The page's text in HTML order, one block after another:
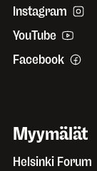
Instagram
YouTube
Facebook
Myymälät
Helsinki Forum